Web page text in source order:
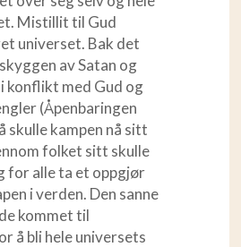
Mistillit til Gud
universet. Bak det
av Satan og
konflikt med Gud og
(Åpenbaringen
skulle kampen nå sitt
folket sitt skulle
for alle ta et oppgjør
i verden. Den sanne
kommet til
å bli hele universets